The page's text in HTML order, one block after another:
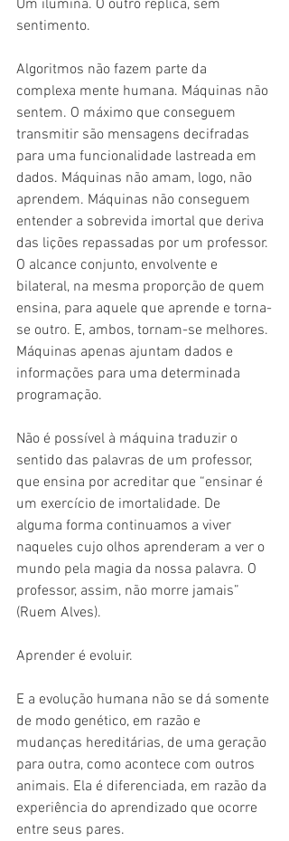
Um ilumina. O outro replica, sem
sentimento.
Algoritmos não fazem parte da
complexa mente humana. Máquinas não
sentem. O máximo que conseguem
transmitir são mensagens decifradas
para uma funcionalidade lastreada em
dados. Máquinas não amam, logo, não
aprendem. Máquinas não conseguem
entender a sobrevida imortal que deriva
das lições repassadas por um professor.
O alcance conjunto, envolvente e
bilateral, na mesma proporção de quem
ensina, para aquele que aprende e torna-
se outro. E, ambos, tornam-se melhores.
Máquinas apenas ajuntam dados e
informações para uma determinada
programação.
Não é possível à máquina traduzir o
sentido das palavras de um professor,
que ensina por acreditar que “ensinar é
um exercício de imortalidade. De
alguma forma continuamos a viver
naqueles cujo olhos aprenderam a ver o
mundo pela magia da nossa palavra. O
professor, assim, não morre jamais”
(Ruem Alves).
Aprender é evoluir.
E a evolução humana não se dá somente
de modo genético, em razão e
mudanças hereditárias, de uma geração
para outra, como acontece com outros
animais. Ela é diferenciada, em razão da
experiência do aprendizado que ocorre
entre seus pares.